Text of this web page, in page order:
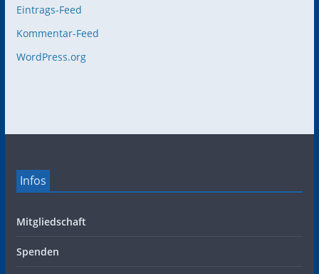
Eintrags-Feed
Kommentar-Feed
WordPress.org
Infos
Mitgliedschaft
Spenden